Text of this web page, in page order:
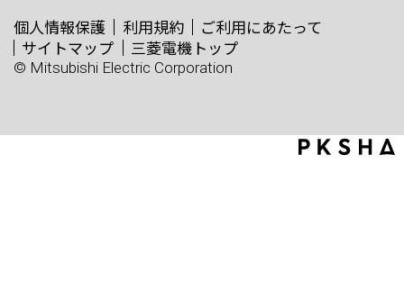
個人情報保護 利用規約
ご利用にあたって
サイトマップ
三菱電機トップ
© Mitsubishi Electric Corporation